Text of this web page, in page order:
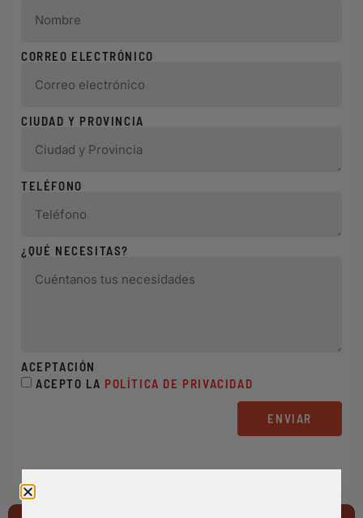
CORREO ELECTRÓNICO
CIUDAD Y PROVINCIA
TELÉFONO
¿QUÉ NECESITAS?
ACEPTACIÓN
ACEPTO LA POLÍTICA DE PRIVACIDAD
ENVIAR